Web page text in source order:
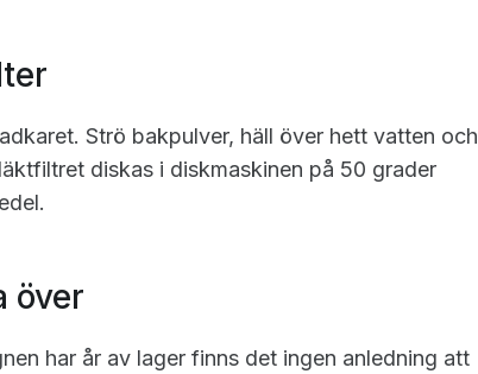
Strö bakpulver, häll över hett vatten och
diskas i diskmaskinen på 50 grader
över
har år av lager finns det ingen anledning att